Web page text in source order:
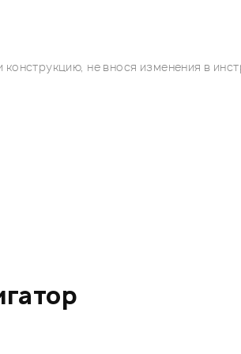
не внося изменения в